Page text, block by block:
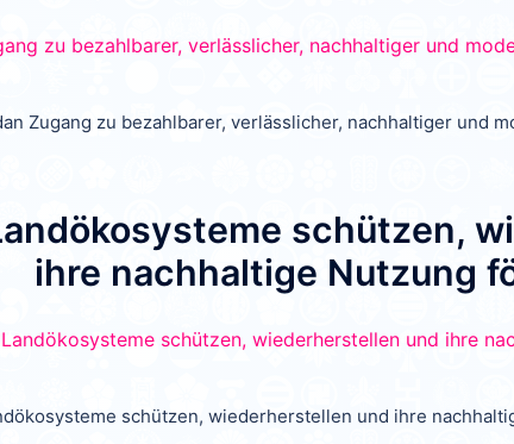
Zugang zu bezahlbarer, verlässlicher, nachhaltiger und
schützen,
ihre nachhaltige Nutzung
schützen, wiederherstellen und ihre